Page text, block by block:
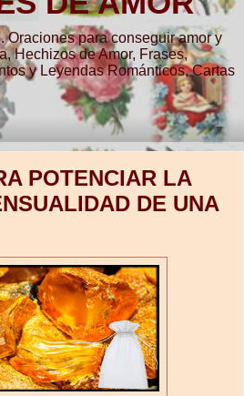
Oraciones para conseguir amor y
Hechizos de Amor, Frases,
y Leyendas Románticos, Cartas
▼
POTENCIAR LA
DE UNA